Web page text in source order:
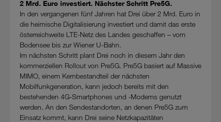
2 Mrd. Euro investiert. Nächster Schritt Pre5G.
In den vergangenen fünf Jahren hat Drei über 2 Mrd. Euro in
die heimische Digitalisierung investiert und damit das erste
österreichweite LTE-Netz des Landes geschaffen – vom
Bodensee bis zur Wiener U-Bahn.
Im nächsten Schritt plant Drei noch in diesem Jahr den
kommerziellen Rollout von Pre5G. Pre5G basiert auf Massive
MIMO, einem Kernbestandteil der nächsten
Mobilfunkgeneration, kann jedoch bereits mit den
bestehenden 4G-Smartphones und -Modems genutzt
werden. An den Sendestandorten, an denen Pre5G zum
Einsatz kommt, kann Drei seine Netzkapazitäten